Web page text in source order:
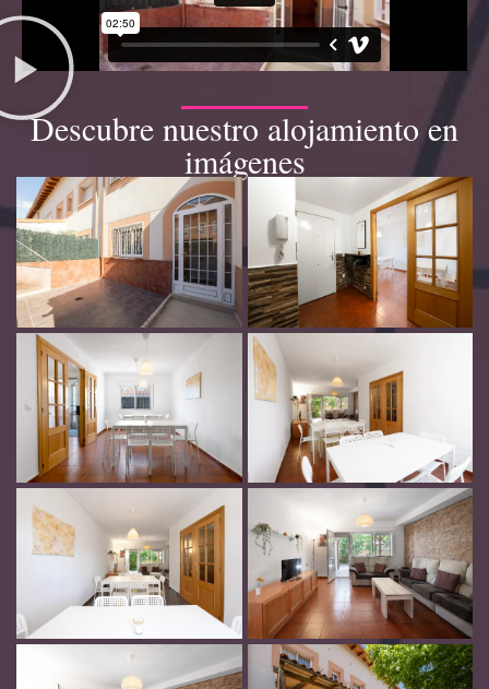
Descubre nuestro alojamiento en
imágenes